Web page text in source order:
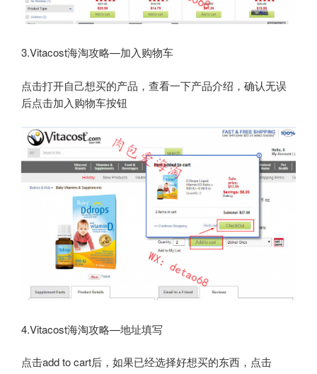
3.Vitacost海淘攻略—加入购物车
点击打开自己想买的产品，查看一下产品介绍，确认无误
后点击加入购物车按钮
4.Vitacost海淘攻略—地址填写
点击add to cart后，如果已经选择好想买的东西，点击